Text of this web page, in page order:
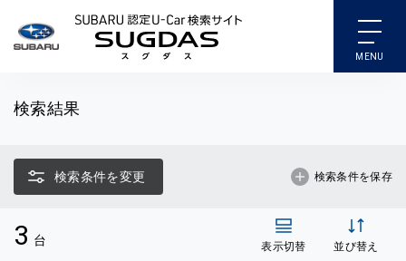
SUBARU 認定U-Car検索
検索結果
検索条件を変更 検索条件を保存
3 台 表示切替 並び替え